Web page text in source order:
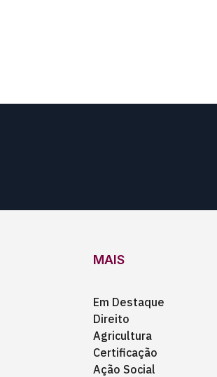
MAIS
Em Destaque
Direito
Agricultura
Certificação
Ação Social